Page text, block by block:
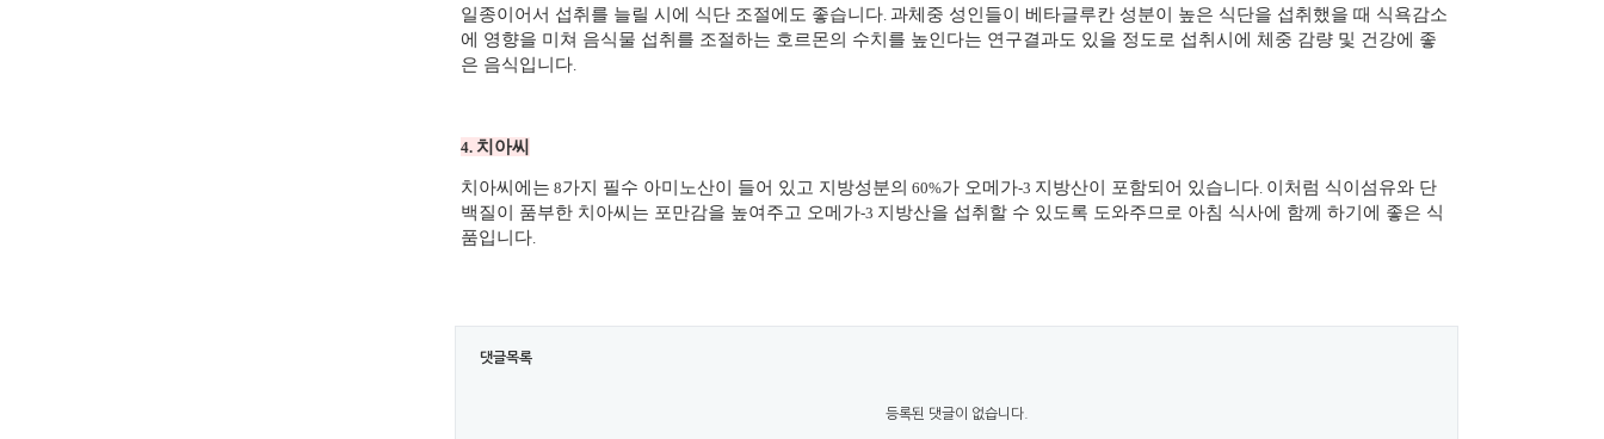
일종이어서 섭취를 늘릴 시에 식단 조절에도 좋습니다 과체중 성인들이 베타글루칸 성분이 높은 식단을 섭취했을 때 식욕감소
에 영향을 미쳐 음식물 섭취를 조절하는 호르몬의 수치를 높인다는 연구결과도 있을 정도로 섭취시에 체중 감량 및 건강에 좋
은 음식입니다
4. 치아씨
치아씨에는 8가지 필수 아미노산이 들어 있고 지방성분의 60%가 오메가-3 지방산이 포함되어 있습니다 이처럼 식이섬유와 단
백질이 품부한 치아씨는 포만감을 높여주고 오메가-3 지방산을 섭취할 수 있도록 도와주므로 아침 식사에 함께 하기에 좋은 식
품입니다
댓글목록
등록된 댓글이 없습니다.